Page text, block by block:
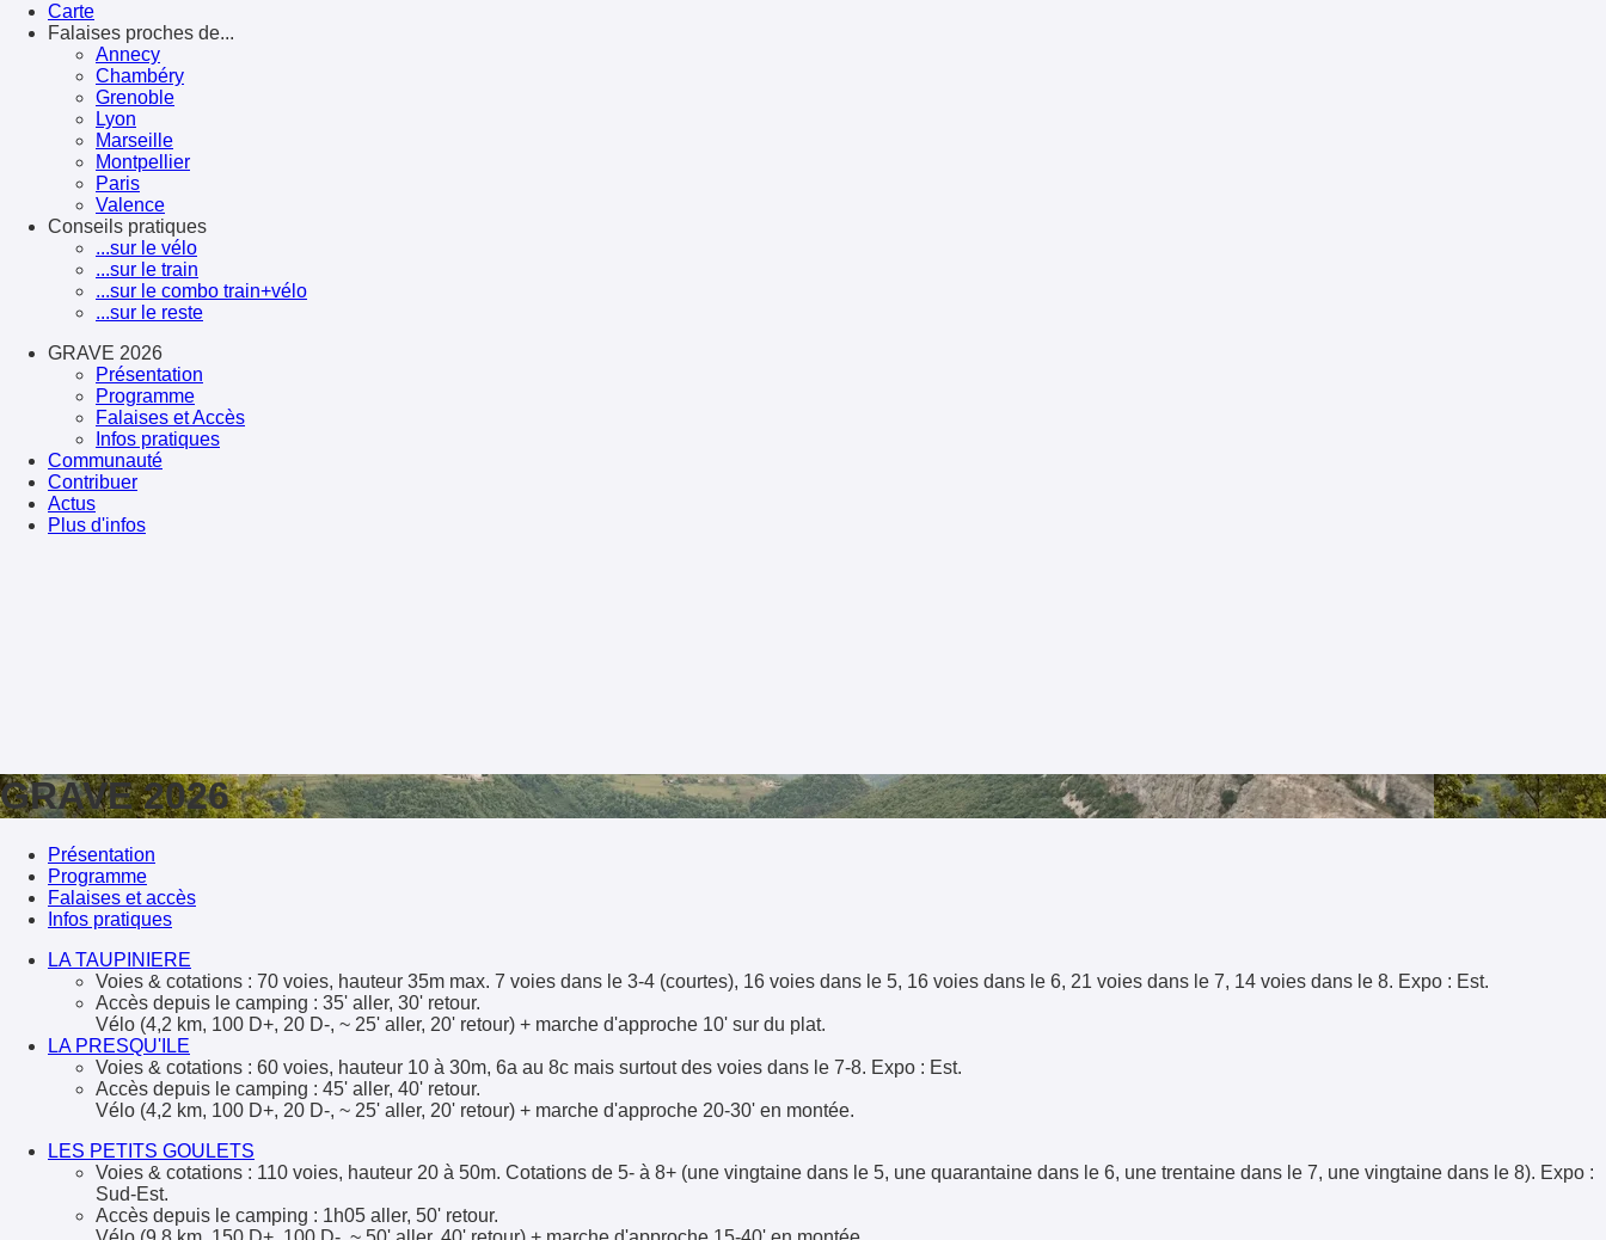
Carte
Falaises proches de...
Annecy
Chambéry
Grenoble
Lyon
Marseille
Montpellier
Paris
Valence
Conseils pratiques
...sur le vélo
...sur le train
...sur le combo train+vélo
...sur le reste
GRAVE 2026
Présentation
Programme
Falaises et Accès
Infos pratiques
Communauté
Contribuer
Actus
Plus d'infos
GRAVE 2026
Présentation
Programme
Falaises et accès
Infos pratiques
LA TAUPINIERE
Voies & cotations : 70 voies, hauteur 35m max. 7 voies dans le 3-4 (courtes), 16 voies dans le 5, 16 voies dans le 6, 21 voies dans le 7, 14 voies dans le 8. Expo : Est.
Accès depuis le camping : 35' aller, 30' retour.
Vélo (4,2 km, 100 D+, 20 D-, ~ 25' aller, 20' retour) + marche d'approche 10' sur du plat.
LA PRESQU'ILE
Voies & cotations : 60 voies, hauteur 10 à 30m, 6a au 8c mais surtout des voies dans le 7-8. Expo : Est.
Accès depuis le camping : 45' aller, 40' retour.
Vélo (4,2 km, 100 D+, 20 D-, ~ 25' aller, 20' retour) + marche d'approche 20-30' en montée.
LES PETITS GOULETS
Voies & cotations : 110 voies, hauteur 20 à 50m. Cotations de 5- à 8+ (une vingtaine dans le 5, une quarantaine dans le 6, une trentaine dans le 7, une vingtaine dans le 8). Expo :
Sud-Est.
Accès depuis le camping : 1h05 aller, 50' retour.